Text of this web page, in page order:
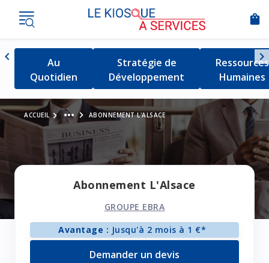
shopping_bag
chevron_left
Naviguer vers la gauche
Détail de la catégorie
Au
Quotidien
Détail de la catégorie
Stratégie de
Développement
Détail de
Ressources
Humaines
chevron_right
ACCUEIL Voir le fil d'Ariane
more_horiz ABONNEMENT L'ALSACE
Abonnement L'Alsace
GROUPE EBRA
Avantage : Jusqu'à 2 mois à 1 €*
Demander un devis